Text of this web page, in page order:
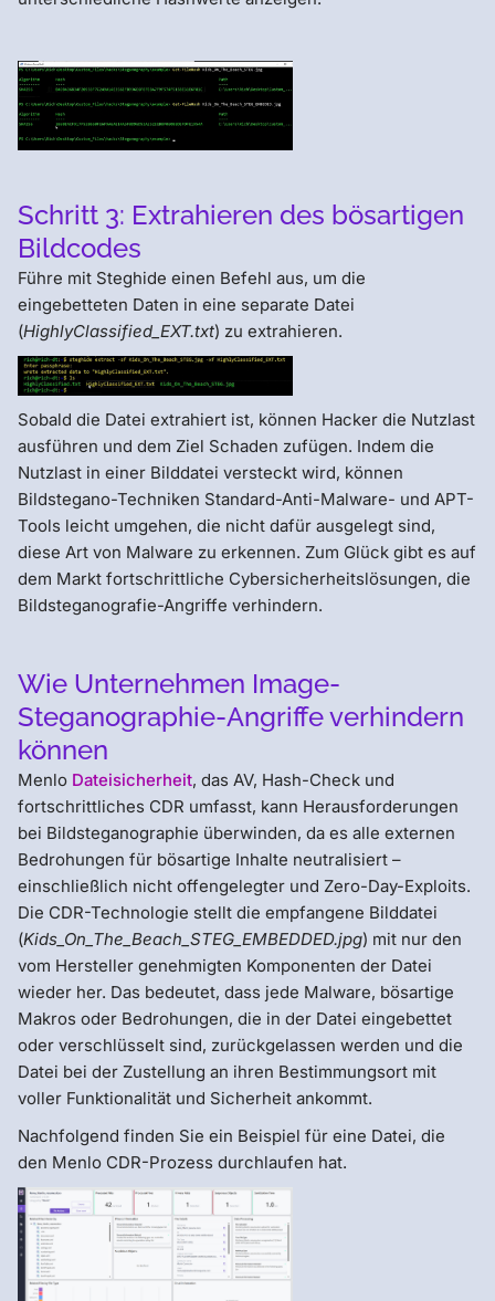
Schritt 3: Extrahieren des bösartigen
Bildcodes
Führe mit Steghide einen Befehl aus, um die
eingebetteten Daten in eine separate Datei
(HighlyClassified_EXT.txt) zu extrahieren.
Sobald die Datei extrahiert ist, können Hacker die Nutzlast
ausführen und dem Ziel Schaden zufügen. Indem die
Nutzlast in einer Bilddatei versteckt wird, können
Bildstegano-Techniken Standard-Anti-Malware- und APT-
Tools leicht umgehen, die nicht dafür ausgelegt sind,
diese Art von Malware zu erkennen. Zum Glück gibt es auf
dem Markt fortschrittliche Cybersicherheitslösungen, die
Bildsteganografie-Angriffe verhindern.
Wie Unternehmen Image-
Steganographie-Angriffe verhindern
können
Menlo Dateisicherheit, das AV, Hash-Check und
fortschrittliches CDR umfasst, kann Herausforderungen
bei Bildsteganographie überwinden, da es alle externen
Bedrohungen für bösartige Inhalte neutralisiert –
einschließlich nicht offengelegter und Zero-Day-Exploits.
Die CDR-Technologie stellt die empfangene Bilddatei
(Kids_On_The_Beach_STEG_EMBEDDED.jpg) mit nur den
vom Hersteller genehmigten Komponenten der Datei
wieder her. Das bedeutet, dass jede Malware, bösartige
Makros oder Bedrohungen, die in der Datei eingebettet
oder verschlüsselt sind, zurückgelassen werden und die
Datei bei der Zustellung an ihren Bestimmungsort mit
voller Funktionalität und Sicherheit ankommt.
Nachfolgend finden Sie ein Beispiel für eine Datei, die
den Menlo CDR-Prozess durchlaufen hat.